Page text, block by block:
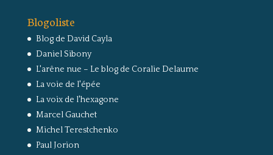
Blogoliste
Blog de David Cayla
Daniel Sibony
L'arêne nue – Le blog de Coralie Delaume
La voie de l'épée
La voix de l'hexagone
Marcel Gauchet
Michel Terestchenko
Paul Jorion